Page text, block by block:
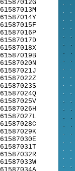
61587012G
61587013M
61587014Y
61587015F
61587016P
61587017D
61587018X
61587019B
61587020N
61587021J
61587022Z
61587023S
61587024Q
61587025V
61587026H
61587027L
61587028C
61587029K
61587030E
61587031T
61587032R
61587033W